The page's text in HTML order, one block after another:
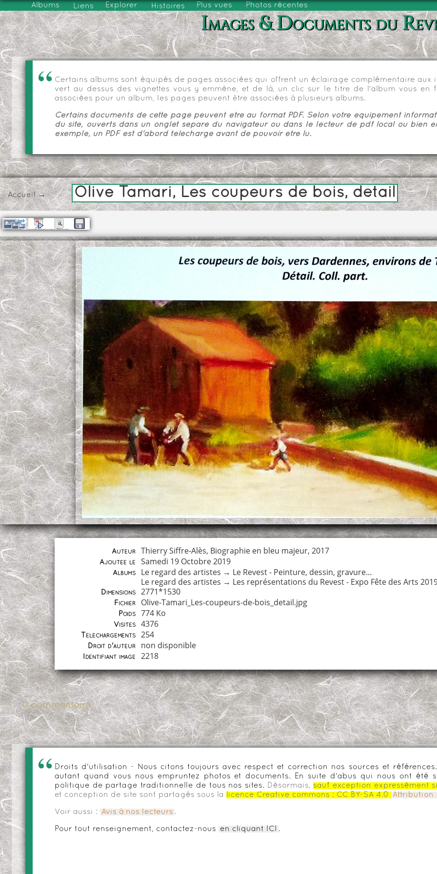
Albums Liens Explorer Histoires Plus vues Photos récentes
Images & Documents du
Certains albums sont équipés de pages associées qui offrent un éclairage complémentaire
vert au dessus des vignettes vous y emmène, et de là, un clic sur le titre de l'album vous
associées pour un album, les pages peuvent être associées à plusieurs albums.
Certains documents de cette page peuvent être au format PDF. Selon votre équipement
du site, ouverts dans un onglet séparé du navigateur ou dans le lecteur de pdf local ou bien
exemple, un PDF est d'abord téléchargé avant de pouvoir être lu.
Accueil→ Olive Tamari, Les coupeurs de bois, détail
Auteur Thierry Siffre-Alès, Biographie en bleu majeur, 2017
Ajoutée le Samedi 19 Octobre 2019
Albums Le regard des artistes → Le Revest - Peinture, dessin, gravure...
Le regard des artistes → Les représentations du Revest - Expo Fête des Arts
Dimensions 2771*1530
Fichier Olive-Tamari_Les-coupeurs-de-bois_detail.jpg
Poids 774 Ko
Visites 4376
Téléchargements 254
Droit d'auteur non disponible
Identifiant image 2218
0 commentaire
Droits d'utilisation - Nous citons toujours avec respect et correction nos sources et
autant quand vous nous empruntez photos et documents. En suite d'abus qui nous ont été
politique de partage traditionnelle de tous nos sites.
Désormais, sauf exception expressément
et conception de site sont partagés sous la
licence Creative commons : CC BY-SA 4.0 Attribution
Voir aussi : Avis à nos lecteurs .
Pour tout renseignement, contactez-nous en cliquant ICI .